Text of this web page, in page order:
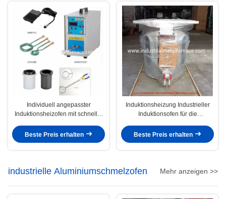
Individuell angepasster
Induktionsheizofen mit schneller
Leistung
Beste Preis erhalten
Induktionsheizung Industrieller
Induktionsofen für die
Beste Preis erhalten
industrielle Aluminiumschmelzofen Mehr anzeigen >>